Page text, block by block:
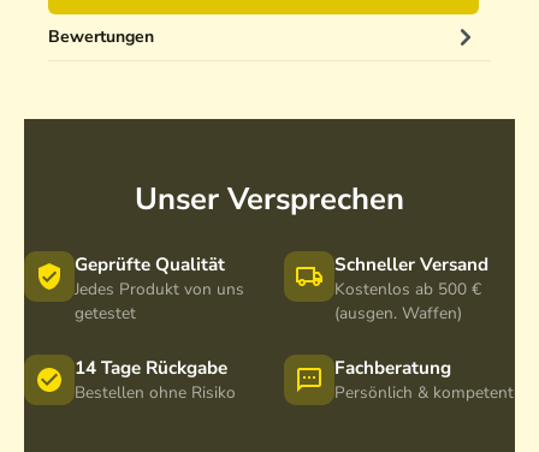
Bewertungen
Unser Versprechen
Geprüfte Qualität
Jedes Produkt von uns
getestet
Schneller Versand
Kostenlos ab 500 €
(ausgen. Waffen)
14 Tage Rückgabe
Bestellen ohne Risiko
Fachberatung
Persönlich & kompetent